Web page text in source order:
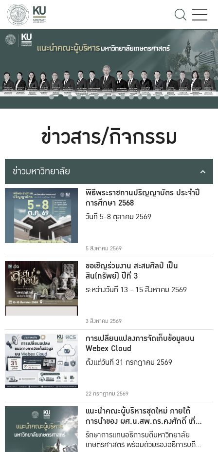
ข่าวสาร/กิจกรรม
ข่าวมหาวิทยาลัย
พิธีพระราชทานปริญญาบัตร ประจำปี
การศึกษา 2568
วันที่ 5-8 ตุลาคม 2569
5 สิงหาคม 2569
ขอเชิญร่วมงาน สะสมศิลป์ เป็น
สิน(ทรัพย์) ปีที่ 3
ระหว่างวันที่ 13 - 15 สิงหาคม 2569
3 สิงหาคม 2569
การเปลี่ยนแปลงการจัดเก็บข้อมูลบน
Webex Cloud
ตั้งแต่วันที่ 31 กรกฎาคม 2569
22 กรกฎาคม 2569
แนะนำคณะผู้บริหารชุดใหม่ ภายใต้
การนำของ ผศ.น.สพ.ดร.คงศักดิ์ เที่ยง
ธรรม
รักษาการแทนอธิการบดีมหาวิทยาลัย
เกษตรศาสตร์ พร้อมด้วยรองอธิการบดีทั้ง